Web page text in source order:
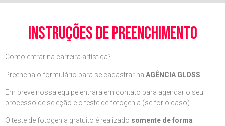
instruções de preenchimento
Como entrar na carreira artística?
Preencha o formulário para se cadastrar na AGÊNCIA GLOSS
Em breve nossa equipe entrará em contato para agendar o seu
processo de seleção e o teste de fotogenia (se for o caso).
O teste de fotogenia gratuito é realizado somente de forma